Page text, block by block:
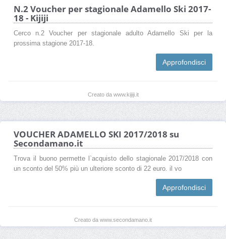
N.2 Voucher per stagionale Adamello Ski 2017-
18 - Kijiji
Cerco n.2 Voucher per stagionale adulto Adamello Ski per la
prossima stagione 2017-18.
Approfondisci
Creato da www.kijiji.it
VOUCHER ADAMELLO SKI 2017/2018 su
Secondamano.it
Trova il buono permette l`acquisto dello stagionale 2017/2018 con
un sconto del 50% più un ulteriore sconto di 22 euro. il vo
Approfondisci
Creato da www.secondamano.it